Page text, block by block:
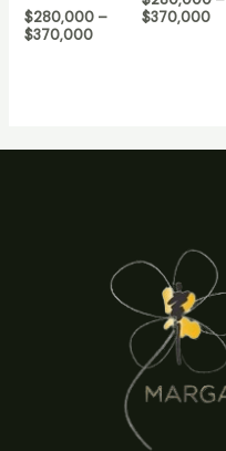
$280,000–
$370,000
$370,000